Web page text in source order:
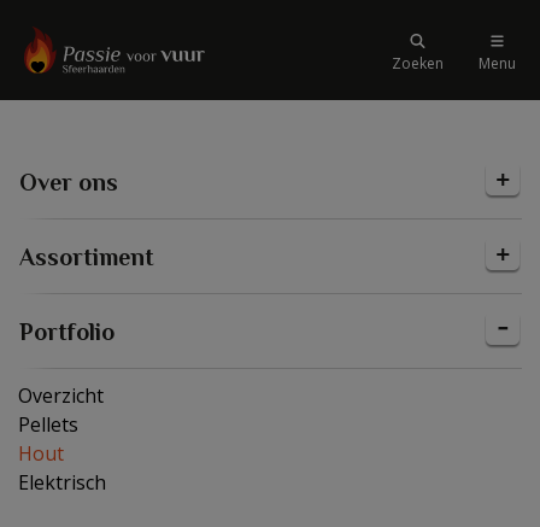
Zoeken Menu
Over ons
Assortiment
Portfolio
Overzicht
Pellets
Hout
Elektrisch